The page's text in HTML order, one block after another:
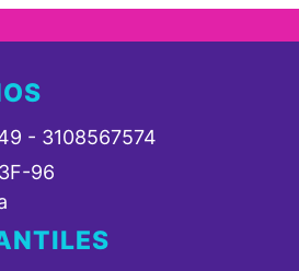
- 3108567574
96